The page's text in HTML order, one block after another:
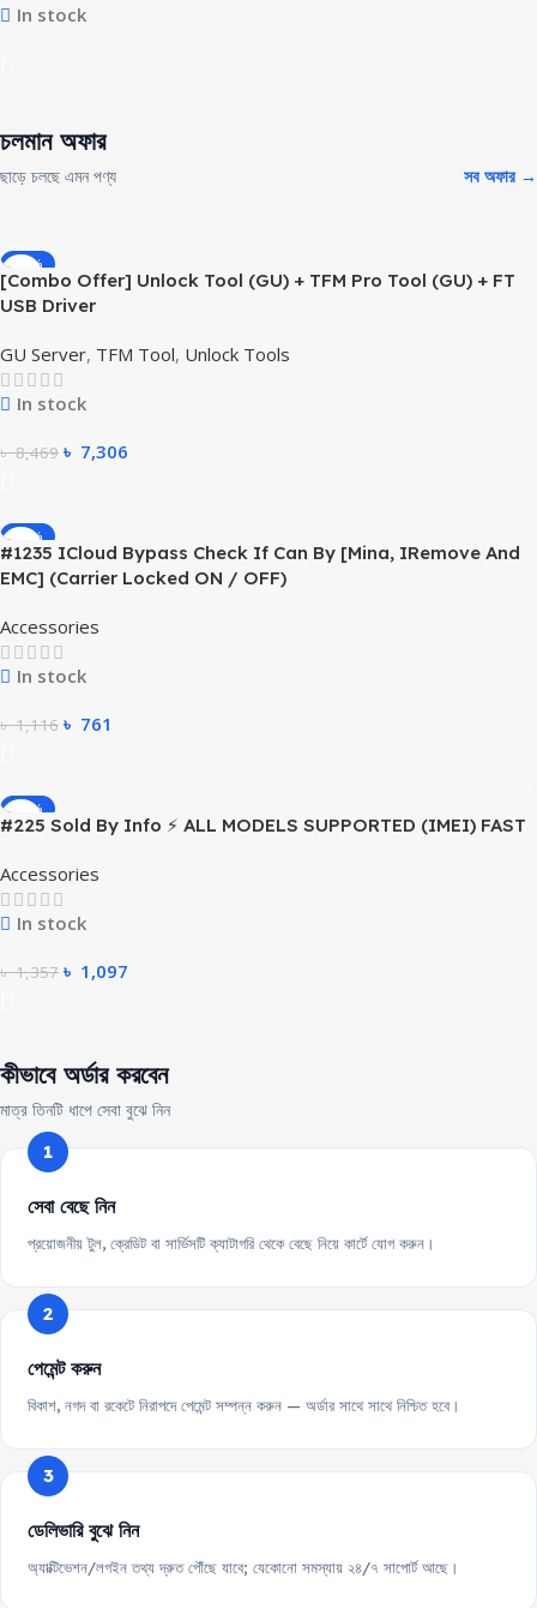
In stock
চলমান অফার
ছাড়ে চলছে এমন পণ্য সব অফার →
-14%
[Combo Offer] Unlock Tool (GU) + TFM Pro Tool (GU) + FT
USB Driver
GU Server, TFM Tool, Unlock Tools
In stock
৳8,469 ৳ 7,306
-32%
#1235 ICloud Bypass Check If Can By [Mina, IRemove And
EMC] (Carrier Locked ON / OFF)
Accessories
In stock
৳1,116 ৳ 761
-19%
#225 Sold By Info ⚡ ALL MODELS SUPPORTED (IMEI) FAST
Accessories
In stock
৳1,357 ৳ 1,097
কীভাবে অর্ডার করবেন
মাত্র তিনটি ধাপে সেবা বুঝে নিন
সেবা বেছে নিন
প্রয়োজনীয় টুল, ক্রেডিট বা সার্ভিসটি ক্যাটাগরি থেকে বেছে নিয়ে কার্টে যোগ করুন।
পেমেন্ট করুন
বিকাশ, নগদ বা রকেটে নিরাপদে পেমেন্ট সম্পন্ন করুন — অর্ডার সাথে সাথে নিশ্চিত হবে।
ডেলিভারি বুঝে নিন
অ্যাক্টিভেশন/লগইন তথ্য দ্রুত পৌঁছে যাবে; যেকোনো সমস্যায় ২৪/৭ সাপোর্ট আছে।